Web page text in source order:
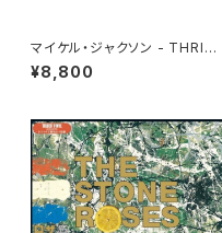
マイケル・ジャクソン - THRILL
ER[PICTURE VINYL](LP)
¥8,800